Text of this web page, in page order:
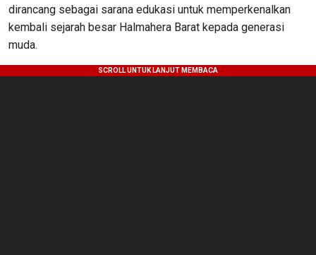
dirancang sebagai sarana edukasi untuk memperkenalkan
kembali sejarah besar Halmahera Barat kepada generasi
muda.